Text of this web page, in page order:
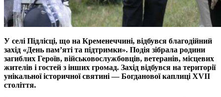
У селі Підлісці, що на Кременеччині, відбувся благодійний
захід «День пам’яті та підтримки». Подія зібрала родини
загиблих Героїв, військовослужбовців, ветеранів, місцевих
жителів і гостей з інших громад. Захід відбувся на території
унікальної історичної святині — Богданової каплиці XVII
століття.